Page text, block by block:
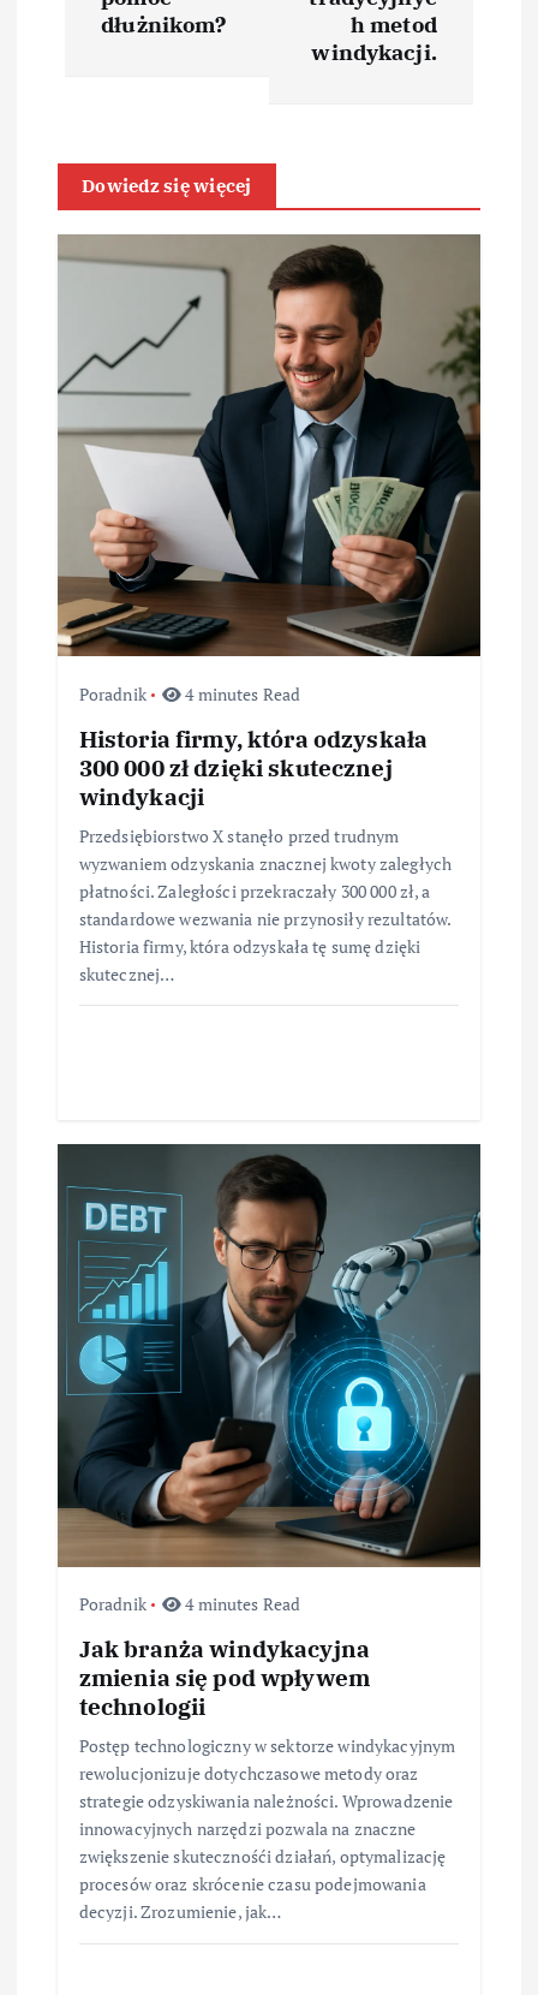
a
c
w
p
s
u
dłużnikom?
h metod
windykacji.
Dowiedz się więcej
Poradnik 4 minutes Read
Historia firmy, która odzyskała
300 000 zł dzięki skutecznej
windykacji
Przedsiębiorstwo X stanęło przed trudnym
wyzwaniem odzyskania znacznej kwoty zaległych
płatności. Zaległości przekraczały 300 000 zł, a
standardowe wezwania nie przynosiły rezultatów.
Historia firmy, która odzyskała tę sumę dzięki
skutecznej…
Poradnik 4 minutes Read
Jak branża windykacyjna
zmienia się pod wpływem
technologii
Postęp technologiczny w sektorze windykacyjnym
rewolucjonizuje dotychczasowe metody oraz
strategie odzyskiwania należności. Wprowadzenie
innowacyjnych narzędzi pozwala na znaczne
zwiększenie skutecznośći działań, optymalizację
procesów oraz skrócenie czasu podejmowania
decyzji. Zrozumienie, jak…